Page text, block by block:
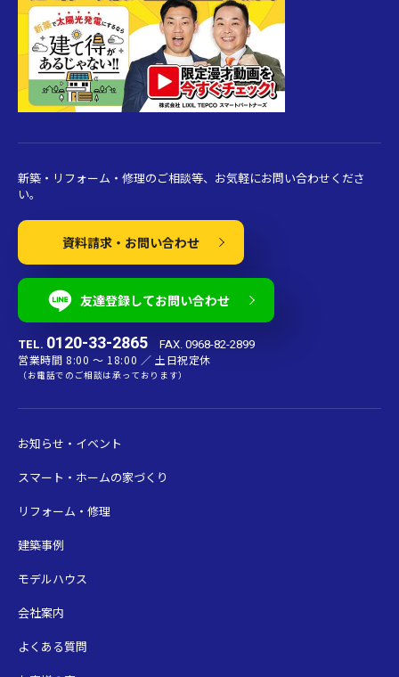
新築・リフォーム・修理のご相談等、お気軽にお問い合わせくださ
い。
資料請求・お問い合わせ
友達登録してお問い合わせ
TEL. 0120-33-2865 FAX. 0968-82-2899
営業時間 8:00 〜 18:00 ／ 土日祝定休
（お電話でのご相談は承っております）
お知らせ・イベント
スマート・ホームの家づくり
リフォーム・修理
建築事例
モデルハウス
会社案内
よくある質問